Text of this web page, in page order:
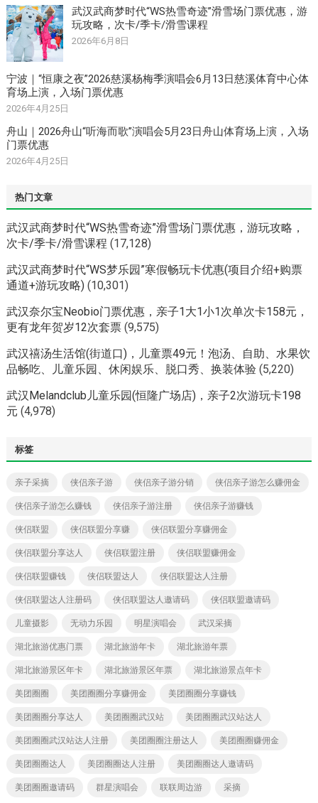
武汉武商梦时代“WS热雪奇迹”滑雪场门票优惠，游
玩攻略，次卡/季卡/滑雪课程
2026年6月8日
宁波｜“恒康之夜”2026慈溪杨梅季演唱会6月13日慈溪体育中心体
育场上演，入场门票优惠
2026年4月25日
舟山｜2026舟山“听海而歌”演唱会5月23日舟山体育场上演，入场
门票优惠
2026年4月25日
热门文章
武汉武商梦时代“WS热雪奇迹”滑雪场门票优惠，游玩攻略，
次卡/季卡/滑雪课程 (17,128)
武汉武商梦时代“WS梦乐园”寒假畅玩卡优惠(项目介绍+购票
通道+游玩攻略) (10,301)
武汉奈尔宝Neobio门票优惠，亲子1大1小1次单次卡158元，
更有龙年贺岁12次套票 (9,575)
武汉禧汤生活馆(街道口)，儿童票49元！泡汤、自助、水果饮
品畅吃、儿童乐园、休闲娱乐、脱口秀、换装体验 (5,220)
武汉Melandclub儿童乐园(恒隆广场店)，亲子2次游玩卡198
元 (4,978)
标签
亲子采摘 侠侣亲子游 侠侣亲子游分销 侠侣亲子游怎么赚佣金
侠侣亲子游怎么赚钱 侠侣亲子游注册 侠侣亲子游赚钱
侠侣联盟 侠侣联盟分享赚 侠侣联盟分享赚佣金
侠侣联盟分享达人 侠侣联盟注册 侠侣联盟赚佣金
侠侣联盟赚钱 侠侣联盟达人 侠侣联盟达人注册
侠侣联盟达人注册码 侠侣联盟达人邀请码 侠侣联盟邀请码
儿童摄影 无动力乐园 明星演唱会 武汉采摘
湖北旅游优惠门票 湖北旅游年卡 湖北旅游年票
湖北旅游景区年卡 湖北旅游景区年票 湖北旅游景点年卡
美团圈圈 美团圈圈分享赚佣金 美团圈圈分享赚钱
美团圈圈分享达人 美团圈圈武汉站 美团圈圈武汉站达人
美团圈圈武汉站达人注册 美团圈圈注册达人 美团圈圈赚佣金
美团圈圈达人 美团圈圈达人注册 美团圈圈达人邀请码
美团圈圈邀请码 群星演唱会 联联周边游 采摘